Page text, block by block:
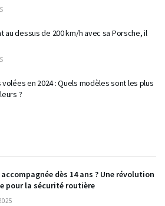
au dessus de 200 km/h avec sa Porsche, il
en 2024 : Quels modèles sont les plus
?
dès 14 ans ? Une révolution
pour la sécurité routière